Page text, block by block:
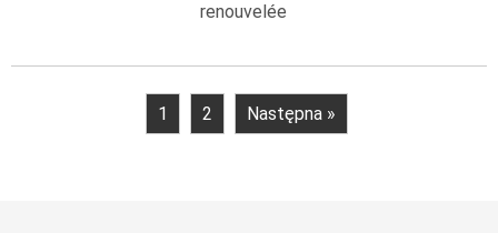
renouvelée
1 2 Następna »